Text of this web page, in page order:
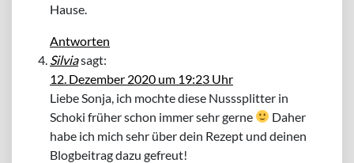
Hause.
Antworten
Silviasagt:
12. Dezember 2020 um 19:23 Uhr
Liebe Sonja, ich mochte diese Nusssplitter in
Schoki früher schon immer sehr gerne
Daher
habe ich mich sehr über dein Rezept und deinen
Blogbeitrag dazu gefreut!